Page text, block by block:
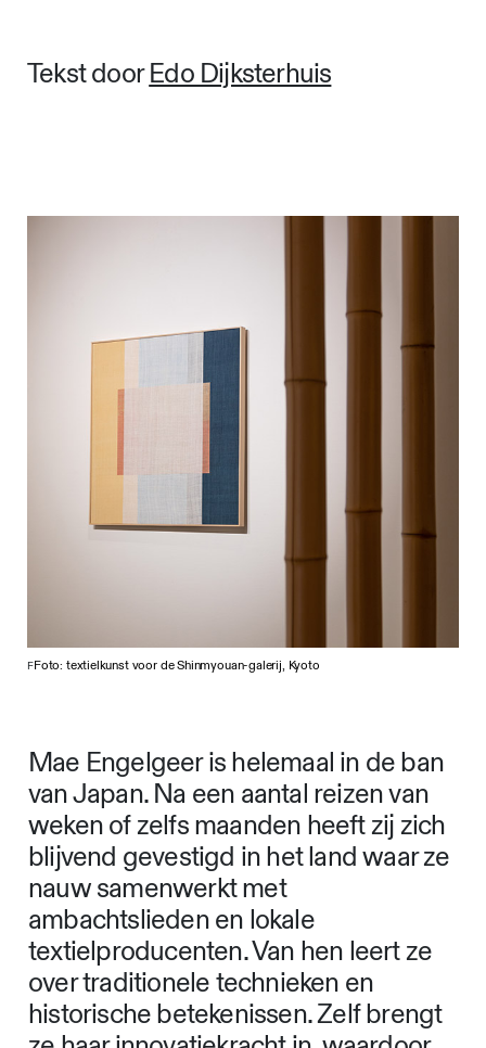
Tekst doorEdo Dijksterhuis
FFoto: textielkunst voor de Shinmyouan-galerij, Kyoto
Mae Engelgeer is helemaal in de ban
van Japan. Na een aantal reizen van
weken of zelfs maanden heeft zij zich
blijvend gevestigd in het land waar ze
nauw samenwerkt met
ambachtslieden en lokale
textielproducenten. Van hen leert ze
over traditionele technieken en
historische betekenissen. Zelf brengt